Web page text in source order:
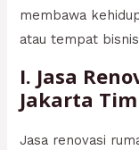
membawa
atau tempat
I. Jasa
Jakarta
Jasa renovasi